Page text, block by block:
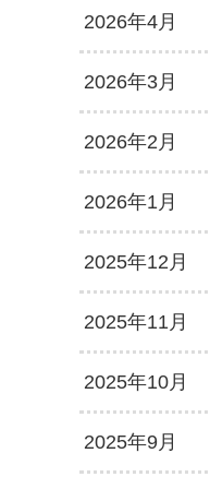
2026年4月
2026年3月
2026年2月
2026年1月
2025年12月
2025年11月
2025年10月
2025年9月